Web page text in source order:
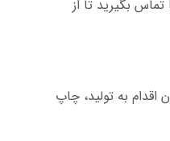
بگیرید تا از
اقدام به تولید، چاپ